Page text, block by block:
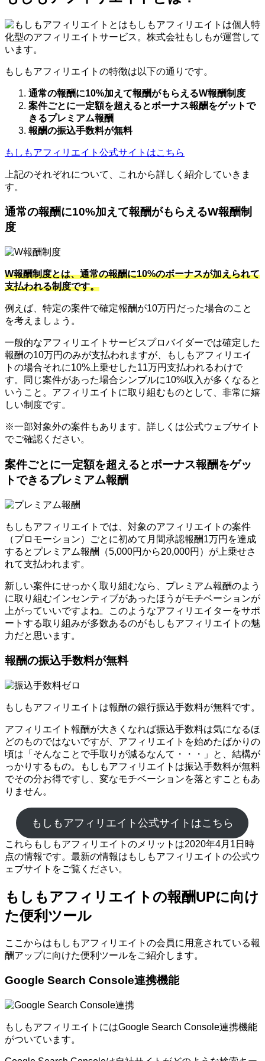
もしもアフィリエイトは個人特
化型のアフィリエイトサービス。株式会社もしもが運営して
います。
もしもアフィリエイトの特徴は以下の通りです。
通常の報酬に10%加えて報酬がもらえるW報酬制度
案件ごとに一定額を超えるとボーナス報酬をゲットで
きるプレミアム報酬
報酬の振込手数料が無料
もしもアフィリエイト公式サイトはこちら
上記のそれぞれについて、これから詳しく紹介していきま
す。
通常の報酬に10%加えて報酬がもらえるW報酬制
度
W報酬制度とは、通常の報酬に10%のボーナスが加えられて
支払われる制度です。
例えば、特定の案件で確定報酬が10万円だった場合のこと
を考えましょう。
一般的なアフィリエイトサービスプロバイダーでは確定した
報酬の10万円のみが支払われますが、もしもアフィリエイ
トの場合それに10%上乗せした11万円支払われるわけで
す。同じ案件があった場合シンプルに10%収入が多くなると
いうこと。アフィリエイトに取り組むものとして、非常に嬉
しい制度です。
※一部対象外の案件もあります。詳しくは公式ウェブサイト
でご確認ください。
案件ごとに一定額を超えるとボーナス報酬をゲッ
トできるプレミアム報酬
もしもアフィリエイトでは、対象のアフィリエイトの案件
（プロモーション）ごとに初めて月間承認報酬1万円を達成
するとプレミアム報酬（5,000円から20,000円）が上乗せさ
れて支払われます。
新しい案件にせっかく取り組むなら、プレミアム報酬のよう
に取り組むインセンティブがあったほうがモチベーションが
上がっていいですよね。このようなアフィリエイターをサポ
ートする取り組みが多数あるのがもしもアフィリエイトの魅
力だと思います。
報酬の振込手数料が無料
もしもアフィリエイトは報酬の銀行振込手数料が無料です。
アフィリエイト報酬が大きくなれば振込手数料は気になるほ
どのものではないですが、アフィリエイトを始めたばかりの
頃は「そんなことで手取りが減るなんて・・・」と、結構が
っかりするもの。もしもアフィリエイトは振込手数料が無料
でその分お得ですし、変なモチベーションを落とすこともあ
りません。
もしもアフィリエイト公式サイトはこちら
これらもしもアフィリエイトのメリットは2020年4月1日時
点の情報です。最新の情報はもしもアフィリエイトの公式ウ
ェブサイトをご覧ください。
もしもアフィリエイトの報酬UPに向け
た便利ツール
ここからはもしもアフィリエイトの会員に用意されている報
酬アップに向けた便利ツールをご紹介します。
Google Search Console連携機能
もしもアフィリエイトにはGoogle Search Console連携機能
がついています。